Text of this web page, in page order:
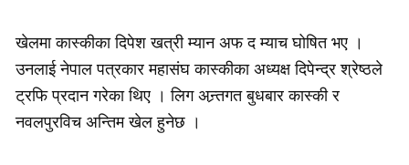
खेलमा कास्कीका दिपेश खत्री म्यान अफ द म्याच घोषित भए ।
उनलाई नेपाल पत्रकार महासंघ कास्कीका अध्यक्ष दिपेन्द्र श्रेष्ठले
ट्रफि प्रदान गरेका थिए । लिग अन्र्तगत बुधबार कास्की र
नवलपुरविच अन्तिम खेल हुनेछ ।